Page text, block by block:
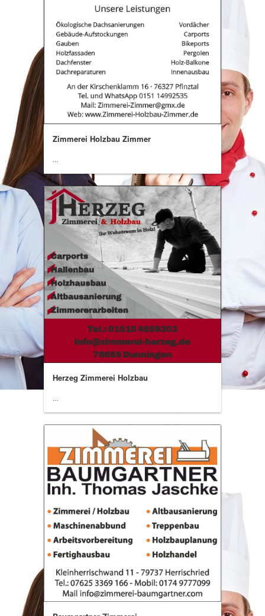
Zimmerei Holzbau Zimmer
...
Herzeg Zimmerei Holzbau
...